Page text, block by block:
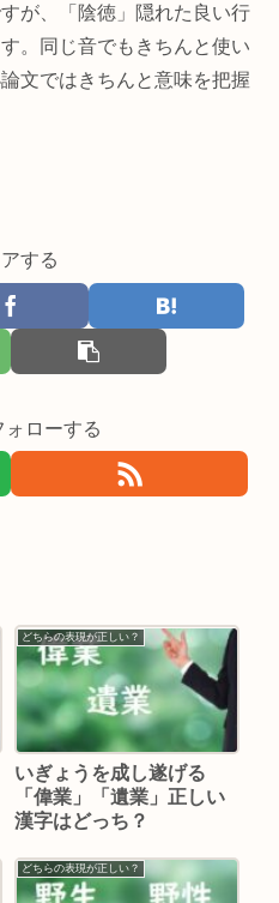
が、「陰徳」隠れた良い行
。同じ音でもきちんと使い
文ではきちんと意味を把握
する
ローする
どちらの表現が正しい？
いぎょうを成し遂げる
「偉業」「遺業」正しい
漢字はどっち？
どちらの表現が正しい？